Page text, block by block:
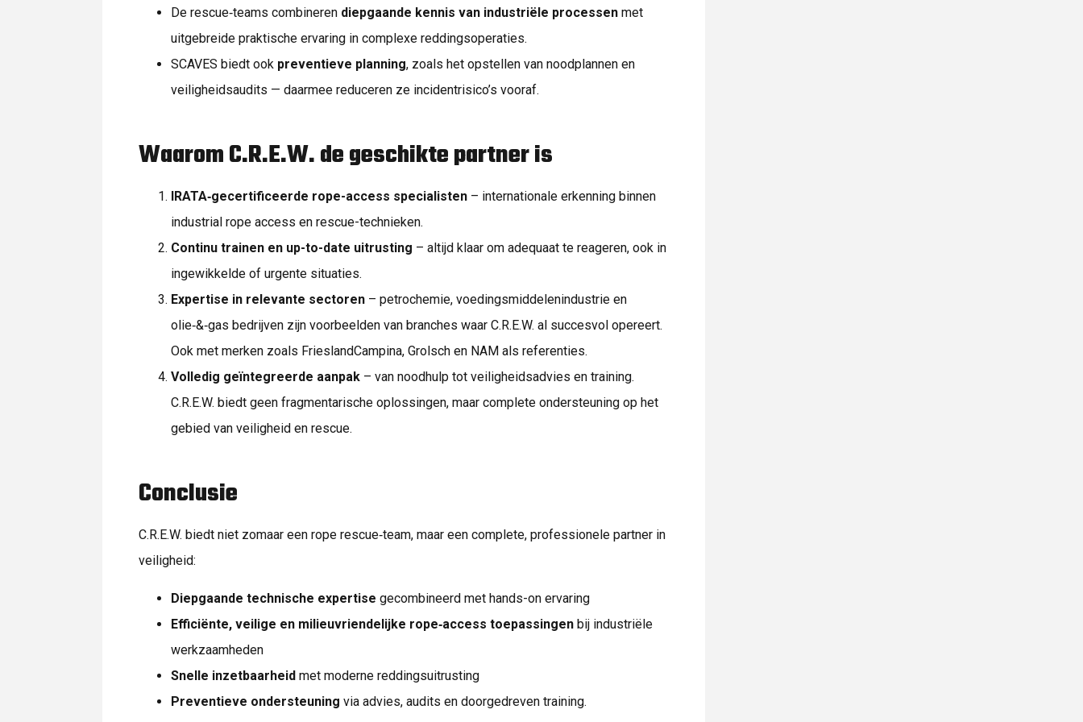
De rescue‑teams combineren diepgaande kennis van industriële processen met
uitgebreide praktische ervaring in complexe reddingsoperaties.
SCAVES biedt ook preventieve planning, zoals het opstellen van noodplannen en
veiligheidsaudits — daarmee reduceren ze incidentrisico’s vooraf.
Waarom C.R.E.W. de geschikte partner is
IRATA‑gecertificeerde rope-access specialisten – internationale erkenning binnen
industrial rope access en rescue-technieken.
Continu trainen en up-to-date uitrusting – altijd klaar om adequaat te reageren, ook in
ingewikkelde of urgente situaties.
Expertise in relevante sectoren – petrochemie, voedingsmiddelenindustrie en
olie‑&‑gas bedrijven zijn voorbeelden van branches waar C.R.E.W. al succesvol opereert.
Ook met merken zoals FrieslandCampina, Grolsch en NAM als referenties.
Volledig geïntegreerde aanpak – van noodhulp tot veiligheidsadvies en training.
C.R.E.W. biedt geen fragmentarische oplossingen, maar complete ondersteuning op het
gebied van veiligheid en rescue.
Conclusie
C.R.E.W. biedt niet zomaar een rope rescue‑team, maar een complete, professionele partner in
veiligheid:
Diepgaande technische expertise gecombineerd met hands-on ervaring
Efficiënte, veilige en milieuvriendelijke rope‑access toepassingen bij industriële
werkzaamheden
Snelle inzetbaarheid met moderne reddingsuitrusting
Preventieve ondersteuning via advies, audits en doorgedreven training.